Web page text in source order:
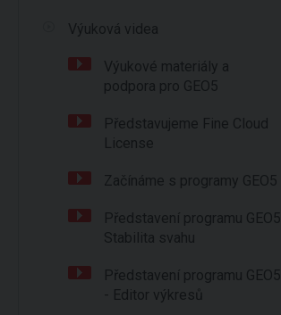
Výuková videa
Výukové materiály a
podpora pro GEO5
Představujeme Fine Cloud
License
Začínáme s programy GEO5
Představení programu GEO5
Stabilita svahu
Představení programu GEO5
- Editor výkresů